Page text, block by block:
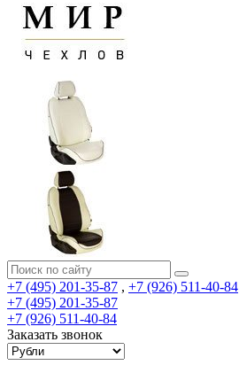
+7 (495) 201-35-87 , +7 (926) 511-40-84
+7 (495) 201-35-87
+7 (926) 511-40-84
Заказать звонок